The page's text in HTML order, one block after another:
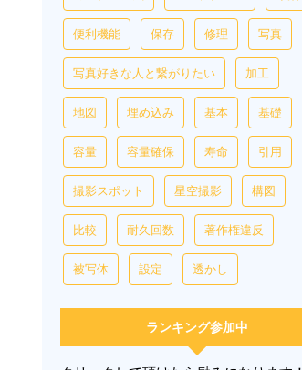
便利機能 保存 修理 写真
写真好きな人と繋がりたい 加工
地図 埋め込み 基本 基礎
容量 容量確保 寿命 引用
撮影スポット 星空撮影 構図
比較 耐久回数 著作権違反
被写体 設定 透かし
ランキング参加中